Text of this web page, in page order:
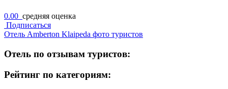
0.00 средняя оценка
Подписаться
Отель Amberton Klaipeda фото туристов
Отель по отзывам туристов:
Рейтинг по категориям: